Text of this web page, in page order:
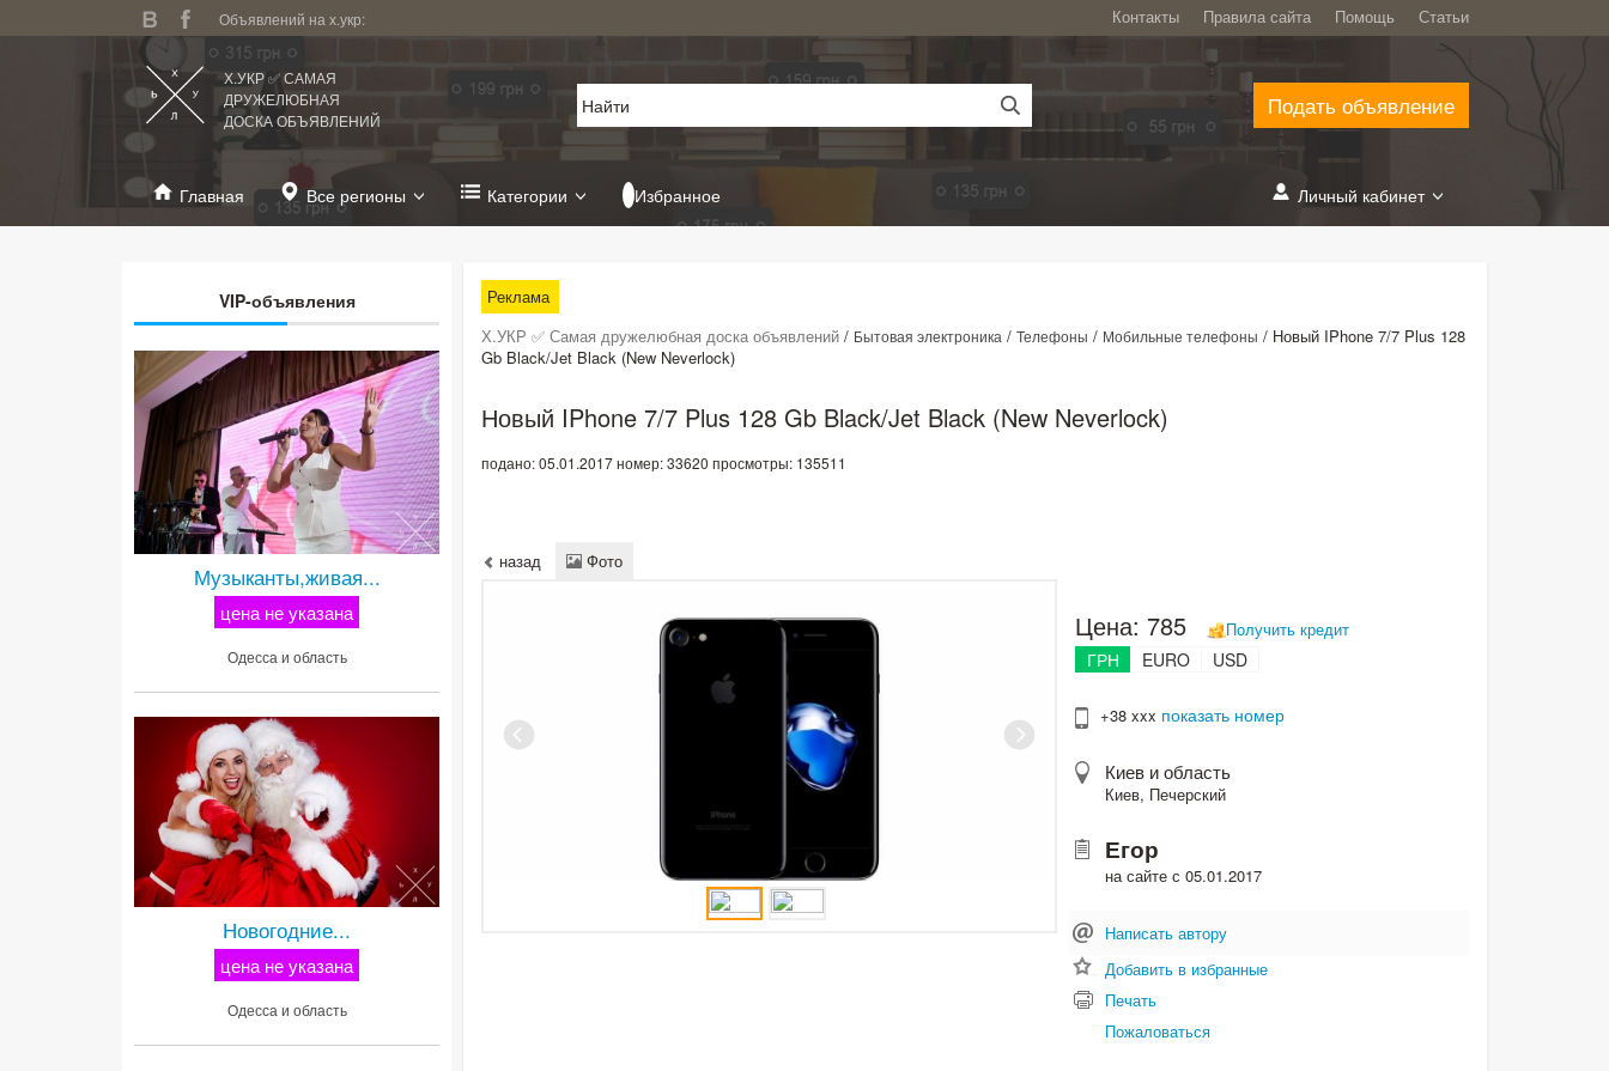
Объявлений на х.укр: Контакты Правила сайта Помощь Статьи
Х.УКР ✅ САМАЯ
ДРУЖЕЛЮБНАЯ
ДОСКА ОБЪЯВЛЕНИЙ
Подать объявление
Главная Все регионы Категории Избранное Личный кабинет
Реклама
Х.УКР ✅ Самая дружелюбная доска объявлений / Бытовая электроника / Телефоны / Мобильные телефоны / Новый IPhone 7/7 Plus 128
Gb Black/Jet Black (New Neverlock)
Новый IPhone 7/7 Plus 128 Gb Black/Jet Black (New Neverlock)
подано: 05.01.2017номер: 33620 просмотры: 135511
назад Фото
Цена: 785 Получить кредит
ГРН EURO USD
+38 xxx показать номер
Киев и область
Киев, Печерский
Егор
на сайте с 05.01.2017
Написать автору
Добавить в избранные
Печать
Пожаловаться
VIP-объявления
Музыканты,живая...
цена не указана
Одесса и область
Новогодние...
цена не указана
Одесса и область